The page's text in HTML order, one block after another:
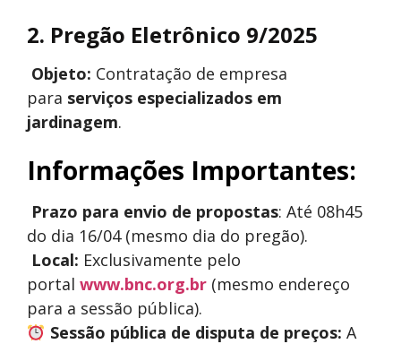
2. Pregão Eletrônico 9/2025
Objeto: Contratação de empresa
para serviços especializados em
jardinagem.
Informações Importantes:
Prazo para envio de propostas: Até 08h45
do dia 16/04 (mesmo dia do pregão).
Local: Exclusivamente pelo
portal www.bnc.org.br (mesmo endereço
para a sessão pública).
Sessão pública de disputa de preços: A